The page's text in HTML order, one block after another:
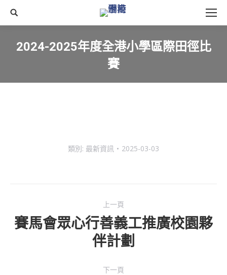
搜
2024-2025年度全港小學區際田徑比
賽
You are here:
類別: 最新資訊 2025-03-03
navigation
上一頁
Previous
post:
賽馬會眾心行善義工推廣校園夥
伴計劃
下一頁